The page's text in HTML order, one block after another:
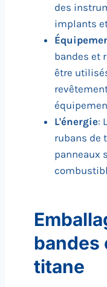
des
implants
bandes et
être
L'énergie:
rubans de
panneaux
bandes
titane